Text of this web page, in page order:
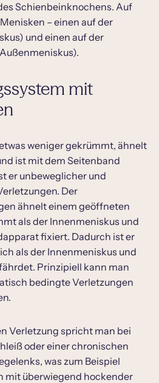
Schienbeinknochens. Auf
– einen auf der
und einen auf der
mit
weniger gekrümmt, ähnelt
ist mit dem Seitenband
er unbeweglicher und
Der
ähnelt einem geöffneten
als der Innenmeniskus und
fixiert. Dadurch ist er
als der Innenmeniskus und
Prinzipiell kann man
bedingte Verletzungen
Verletzung spricht man bei
oder einer chronischen
was zum Beispiel
mit überwiegend hockender